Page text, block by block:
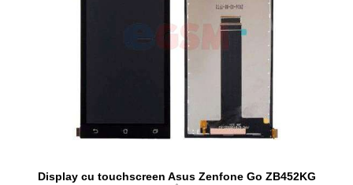
Display cu touchscreen Asus Zenfone Go ZB452KG